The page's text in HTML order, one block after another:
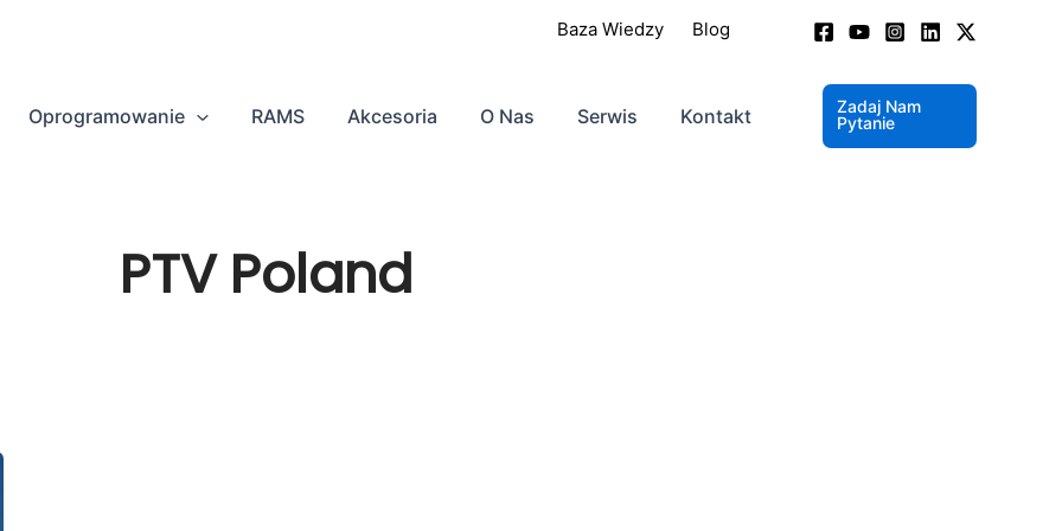
Baza Wiedzy Blog
Oprogramowanie RAMS Akcesoria O Nas Serwis Kontakt
Zadaj Nam
Pytanie
PTV Poland